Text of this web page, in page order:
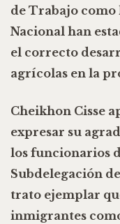
de Trabajo
Nacional han
el correcto
agrícolas en la
Cheikhon Cisse
expresar su
los funcionarios
Subdelegación
trato ejemplar
inmigrantes